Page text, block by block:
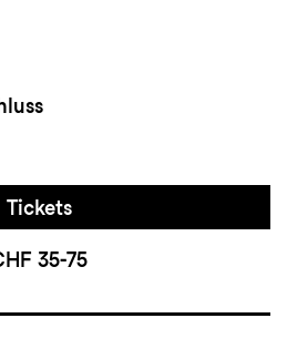
Tickets
35-75